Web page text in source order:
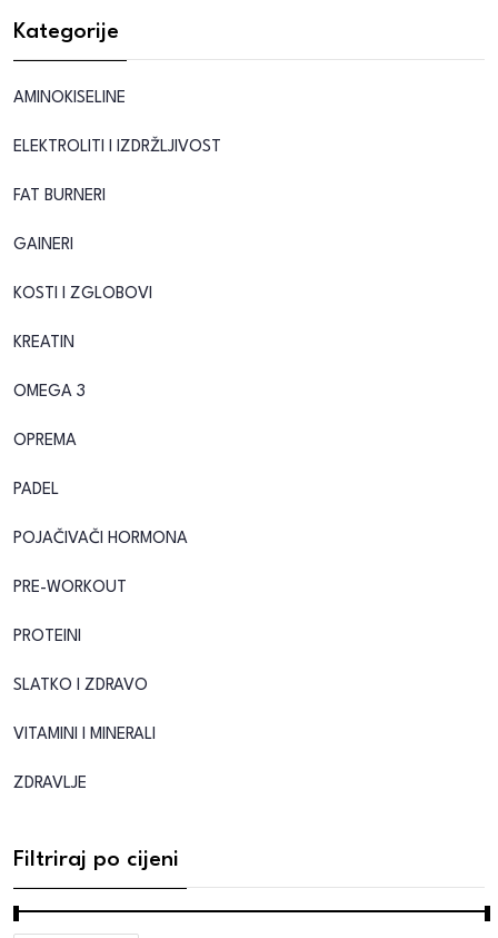
Kategorije
AMINOKISELINE
ELEKTROLITI I IZDRŽLJIVOST
FAT BURNERI
GAINERI
KOSTI I ZGLOBOVI
KREATIN
OMEGA 3
OPREMA
PADEL
POJAČIVAČI HORMONA
PRE-WORKOUT
PROTEINI
SLATKO I ZDRAVO
VITAMINI I MINERALI
ZDRAVLJE
Filtriraj po cijeni